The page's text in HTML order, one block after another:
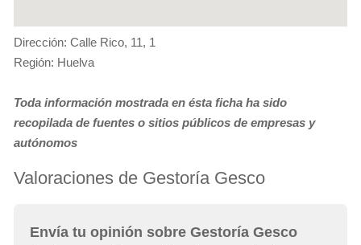
Dirección: Calle Rico, 11, 1
Región: Huelva
Toda información mostrada en ésta ficha ha sido
recopilada de fuentes o sitios públicos de empresas y
autónomos
Valoraciones de Gestoría Gesco
Envía tu opinión sobre Gestoría Gesco